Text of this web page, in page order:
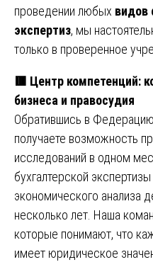
проведении любых видов
экспертиз, мы
только в проверенное
🟥 Центр компетенций:
бизнеса и правосудия
Обратившись в
получаете возможность
исследований в одном
бухгалтерской
экономического анализа
несколько лет. Наша
которые понимают, что
имеет юридическое